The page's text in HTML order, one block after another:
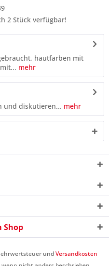
2 Stück verfügbar!
hautfarben mit
mehr
und diskutieren... mehr
Shop
undVersandkosten